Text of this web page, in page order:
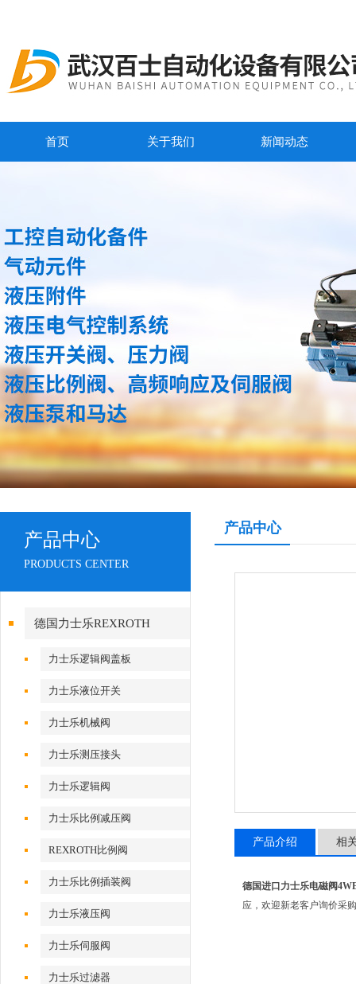
首页 关于我们 新闻动态
产品中心
PRODUCTS CENTER
德国力士乐REXROTH
力士乐逻辑阀盖板
力士乐液位开关
力士乐机械阀
力士乐测压接头
力士乐逻辑阀
力士乐比例减压阀
REXROTH比例阀
力士乐比例插装阀
力士乐液压阀
力士乐伺服阀
力士乐过滤器
产品中心
产品介绍 相
德国进口力士乐电磁阀
应，欢迎新老客户询价采